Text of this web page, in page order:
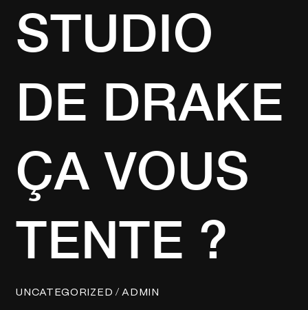
STUDIO
DE DRAKE
ÇA VOUS
TENTE ?
UNCATEGORIZED / ADMIN